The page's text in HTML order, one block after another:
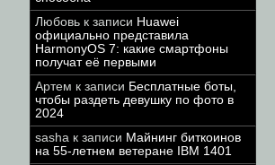
Любовь к записи Huawei
официально представила
HarmonyOS 7: какие смартфоны
получат её первыми
Артем к записи Бесплатные боты,
чтобы раздеть девушку по фото в
2024
sasha к записи Майнинг биткоинов
на 55-летнем ветеране IBM 1401